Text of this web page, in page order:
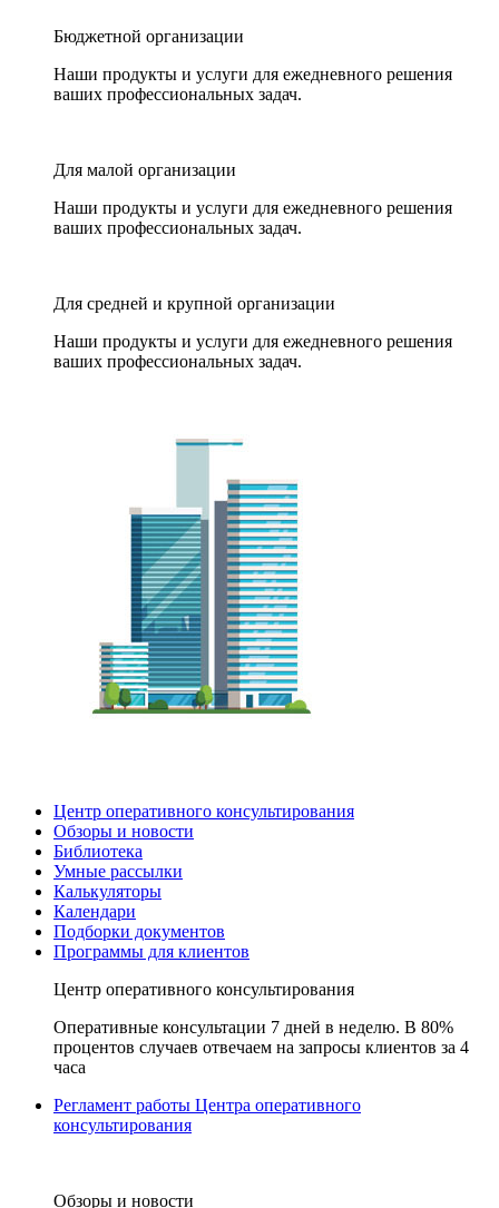
Бюджетной организации
Наши продукты и услуги для ежедневного решения
ваших профессиональных задач.
Для малой организации
Наши продукты и услуги для ежедневного решения
ваших профессиональных задач.
Для средней и крупной организации
Наши продукты и услуги для ежедневного решения
ваших профессиональных задач.
Центр оперативного консультирования
Обзоры и новости
Библиотека
Умные рассылки
Калькуляторы
Календари
Подборки документов
Программы для клиентов
Центр оперативного консультирования
Оперативные консультации 7 дней в неделю. В 80%
процентов случаев отвечаем на запросы клиентов за 4
часа
Регламент работы Центра оперативного
консультирования
Обзоры и новости